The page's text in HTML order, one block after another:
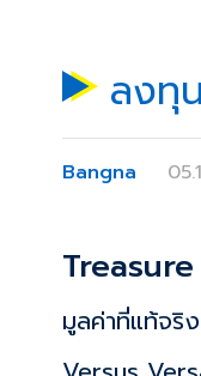
ลงทุ
Bangna
มูลค่าที่แท้จริ